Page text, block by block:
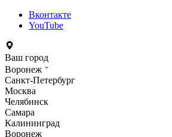
Вконтакте
YouTube
Ваш город
Воронеж
Санкт-Петербург
Москва
Челябинск
Самара
Калининград
Воронеж